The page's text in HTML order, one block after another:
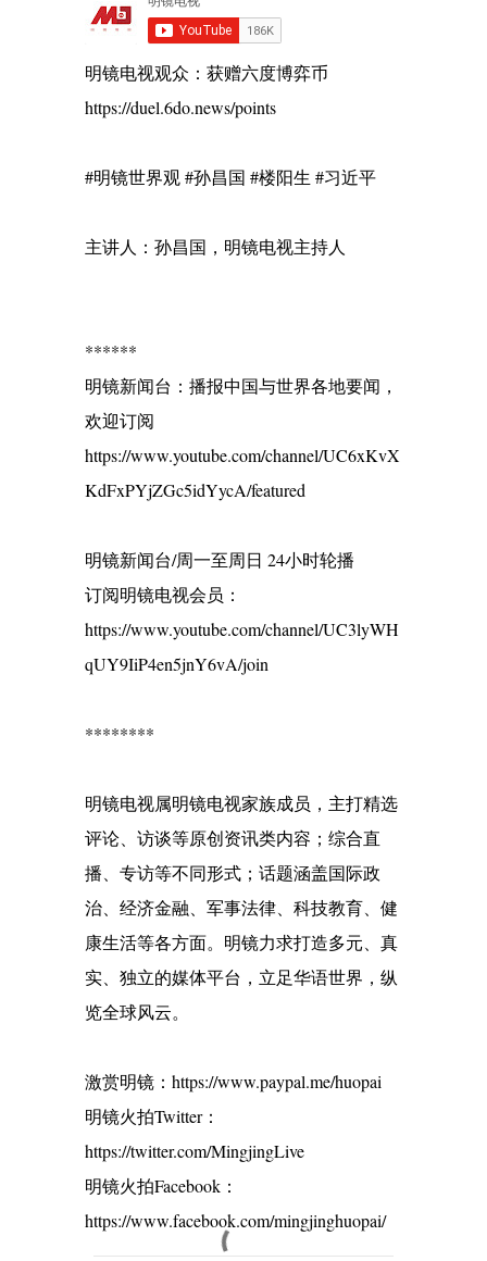
明镜电视观众：获赠六度博弈币
https://duel.6do.news/points
#明镜世界观 #孙昌国 #楼阳生 #习近平
主讲人：孙昌国，明镜电视主持人
******
明镜新闻台：播报中国与世界各地要闻，
欢迎订阅
https://www.youtube.com/channel/UC6xKvX
KdFxPYjZGc5idYycA/featured
明镜新闻台/周一至周日 24小时轮播
订阅明镜电视会员：
https://www.youtube.com/channel/UC3lyWH
qUY9IiP4en5jnY6vA/join
********
明镜电视属明镜电视家族成员，主打精选
评论、访谈等原创资讯类内容；综合直
播、专访等不同形式；话题涵盖国际政
治、经济金融、军事法律、科技教育、健
康生活等各方面。明镜力求打造多元、真
实、独立的媒体平台，立足华语世界，纵
览全球风云。
激赏明镜：https://www.paypal.me/huopai
明镜火拍Twitter：
https://twitter.com/MingjingLive
明镜火拍Facebook：
https://www.facebook.com/mingjinghuopai/